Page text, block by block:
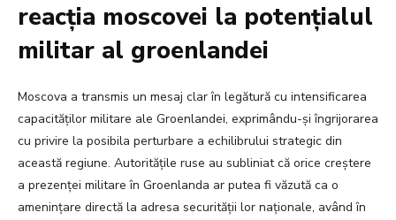
reacția moscovei la potențialul
militar al groenlandei
Moscova a transmis un mesaj clar în legătură cu intensificarea
capacităților militare ale Groenlandei, exprimându-și îngrijorarea
cu privire la posibila perturbare a echilibrului strategic din
această regiune. Autoritățile ruse au subliniat că orice creștere
a prezenței militare în Groenlanda ar putea fi văzută ca o
amenințare directă la adresa securității lor naționale, având în